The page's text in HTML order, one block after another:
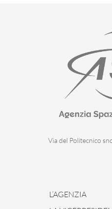
Via del Politecnico
L’AGENZIA